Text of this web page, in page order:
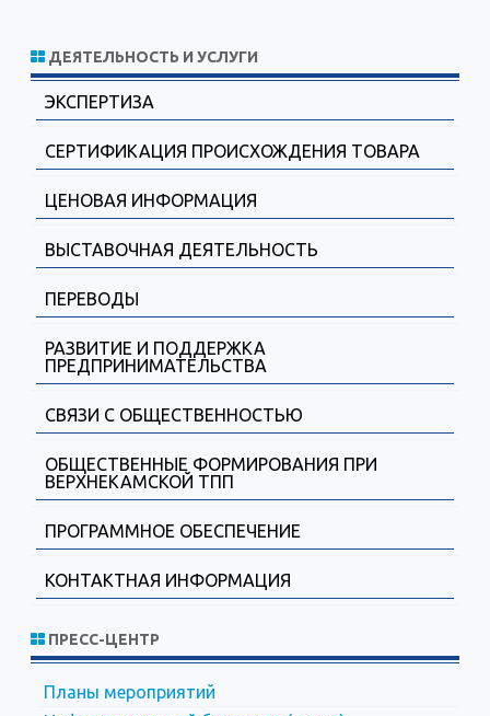
ДЕЯТЕЛЬНОСТЬ И УСЛУГИ
ЭКСПЕРТИЗА
СЕРТИФИКАЦИЯ ПРОИСХОЖДЕНИЯ ТОВАРА
ЦЕНОВАЯ ИНФОРМАЦИЯ
ВЫСТАВОЧНАЯ ДЕЯТЕЛЬНОСТЬ
ПЕРЕВОДЫ
РАЗВИТИЕ И ПОДДЕРЖКА
ПРЕДПРИНИМАТЕЛЬСТВА
СВЯЗИ С ОБЩЕСТВЕННОСТЬЮ
ОБЩЕСТВЕННЫЕ ФОРМИРОВАНИЯ ПРИ
ВЕРХНЕКАМСКОЙ ТПП
ПРОГРАММНОЕ ОБЕСПЕЧЕНИЕ
КОНТАКТНАЯ ИНФОРМАЦИЯ
ПРЕСС-ЦЕНТР
Планы мероприятий